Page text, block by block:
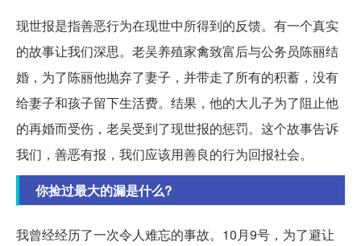
现世报是指善恶行为在现世中所得到的反馈。有一个真实
的故事让我们深思。老吴养殖家禽致富后与公务员陈丽结
婚，为了陈丽他抛弃了妻子，并带走了所有的积蓄，没有
给妻子和孩子留下生活费。结果，他的大儿子为了阻止他
的再婚而受伤，老吴受到了现世报的惩罚。这个故事告诉
我们，善恶有报，我们应该用善良的行为回报社会。
你捡过最大的漏是什么?
我曾经经历了一次令人难忘的事故。10月9号，为了避让